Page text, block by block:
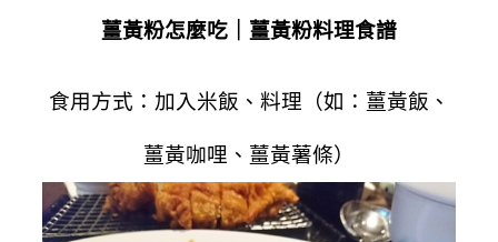
薑黃粉怎麼吃｜薑黃粉料理食譜
食用方式：加入米飯、料理（如：薑黃飯、
薑黃咖哩、薑黃薯條）